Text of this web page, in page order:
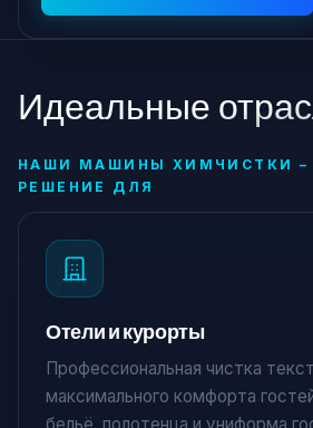
Идеальные
НАШИ МАШИНЫ ХИМЧИСТКИ –
РЕШЕНИЕ ДЛЯ
Отели и курорты
Профессиональная чистка
максимального комфорта